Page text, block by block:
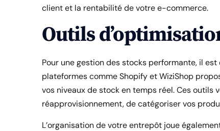
client et la rentabilité de votre e-commerce.
Outils
Pour une gestion des stocks performante, il
plateformes comme Shopify et WiziShop
vos niveaux de stock en temps réel. Ces
réapprovisionnement, de catégoriser vos
L’organisation de votre entrepôt joue